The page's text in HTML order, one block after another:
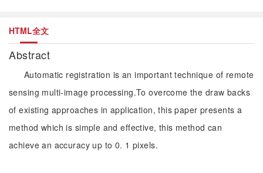
HTML全文
Abstract
Automatic registration is an important technique of remote
sensing multi-image processing.To overcome the draw backs
of existing approaches in application, this paper presents a
method which is simple and effective, this method can
achieve an accuracy up to 0. 1 pixels.